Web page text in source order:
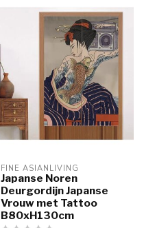
FINE ASIANLIVING
Japanse Noren
Deurgordijn Japanse
Vrouw met Tattoo
B80xH130cm